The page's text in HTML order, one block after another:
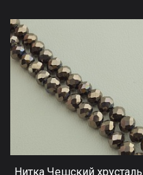
Нитка Чешский хрусталь